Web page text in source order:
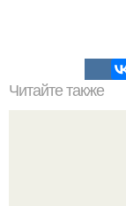
Читайте также